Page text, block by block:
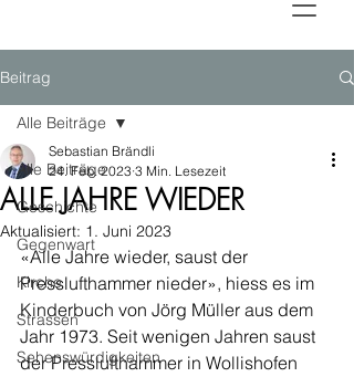
Beitrag
Alle Beiträge
Geschichte
Gegenwart
Kirche
Strassen
Sehenswürdigkeiten
Alle Beiträge
ALLE JAHRE WIEDER
Sebastian Brändli
24. Feb. 2023 3 Min. Lesezeit
Aktualisiert: 1. Juni 2023
«Alle Jahre wieder, saust der
Presslufthammer nieder», hiess es im
Kinderbuch von Jörg Müller aus dem
Jahr 1973. Seit wenigen Jahren saust
der Presslufthammer in Wollishofen